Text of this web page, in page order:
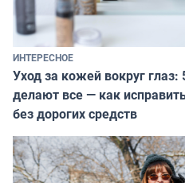
ИНТЕРЕСНОЕ
Уход за кожей вокруг
делают все — как
без дорогих средств